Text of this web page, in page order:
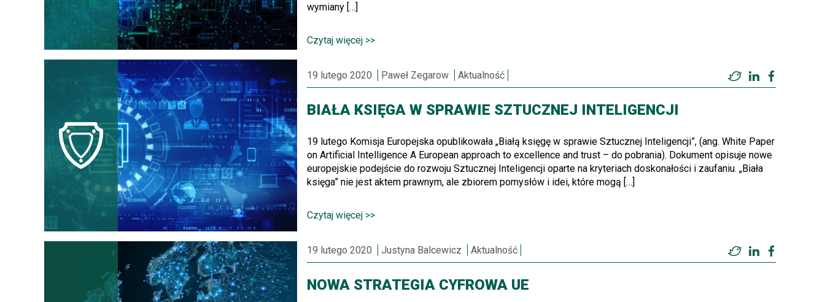
wymiany […]
Czytaj więcej >>
19 lutego 2020 Paweł Zegarow Aktualność TwitterLinkedIn
BIAŁA KSIĘGA W SPRAWIE SZTUCZNEJ INTELIGENCJI
19 lutego Komisja Europejska opublikowała „Białą księgę w sprawie Sztucznej Inteligencji”, (ang. White Paper
on Artificial Intelligence A European approach to excellence and trust – do pobrania). Dokument opisuje nowe
europejskie podejście do rozwoju Sztucznej Inteligencji oparte na kryteriach doskonałości i zaufaniu. „Biała
księga” nie jest aktem prawnym, ale zbiorem pomysłów i idei, które mogą […]
Czytaj więcej >>
19 lutego 2020 Justyna Balcewicz Aktualność TwitterLinkedIn
NOWA STRATEGIA CYFROWA UE